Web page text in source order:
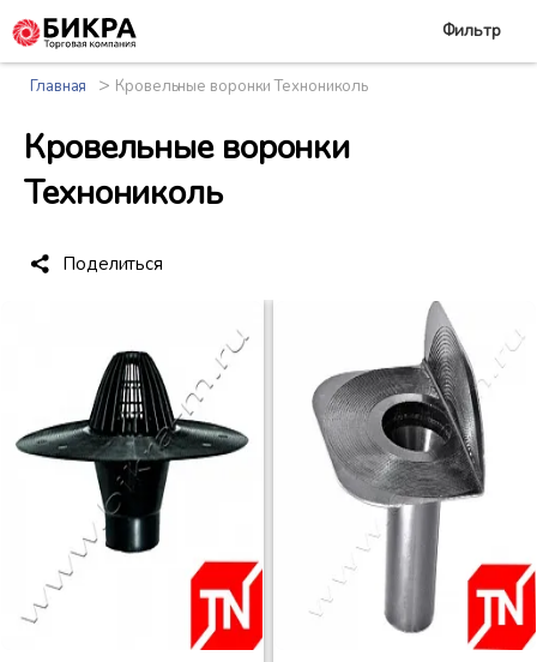
Главная > Кровельные воронки Технониколь
Кровельные воронки
Технониколь
Поделиться
Фильтр